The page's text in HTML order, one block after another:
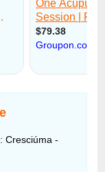
Cresciúma -